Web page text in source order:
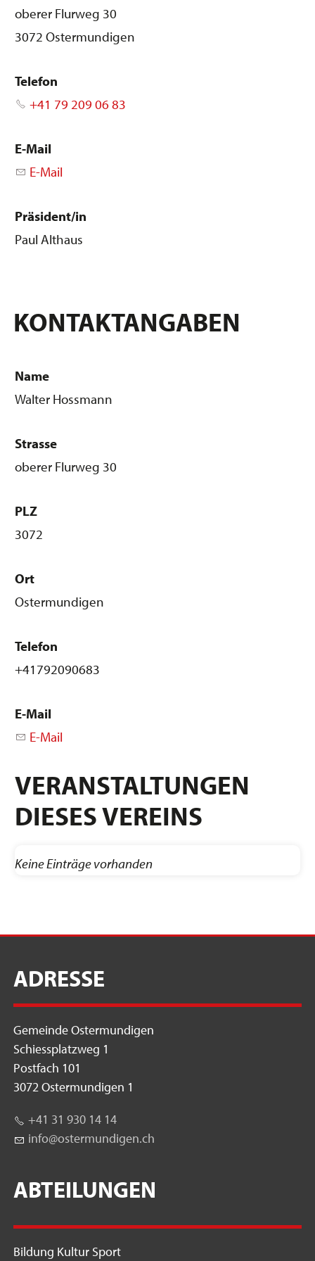
oberer Flurweg 30
3072 Ostermundigen
Telefon
+41 79 209 06 83
E-Mail
E-Mail
Präsident/in
Paul Althaus
KONTAKTANGABEN
Name
Walter Hossmann
Strasse
oberer Flurweg 30
PLZ
3072
Ort
Ostermundigen
Telefon
+41792090683
E-Mail
E-Mail
VERANSTALTUNGEN
DIESES VEREINS
Keine Einträge vorhanden
ADRESSE
Gemeinde Ostermundigen
Schiessplatzweg 1
Postfach 101
3072 Ostermundigen 1
+41 31 930 14 14
nf
st rm nd g n ch
ABTEILUNGEN
Bildung Kultur Sport